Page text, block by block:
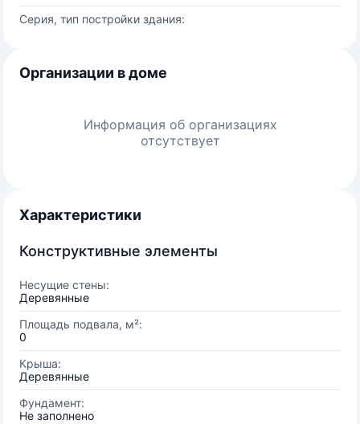
Серия, тип постройки здания:
Организации в доме
Информация об организациях
отсутствует
Характеристики
Конструктивные элементы
Несущие стены:
Деревянные
Площадь подвала, м²:
0
Крыша:
Деревянные
Фундамент:
Не заполнено